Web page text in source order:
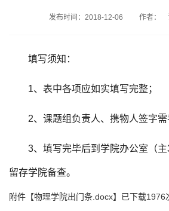
发布时间：2018-12-06 作者：
填写须知：
1、表中各项应如实填写完整；
2、课题组负责人、携物人签字需
3、填写完毕后到学院办公室（
留存学院备查。
附件【物理学院出门条.docx】已下载1976